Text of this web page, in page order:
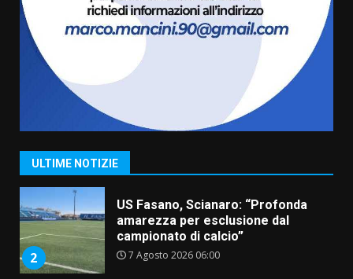
ULTIME NOTIZIE
La magia del Minareto e la prima
assoluta de “L’Albergo
Belvedere. Il rapimento”
6 Agosto 2026 06:15
1
“I Contestatori: Musica di
Rivoluzione”: nuovo
appuntamento con “Fasano in
2
US Fasano, Scianaro: “Profonda
amarezza per esclusione dal
campionato di calcio”
7 Agosto 2026 06:00